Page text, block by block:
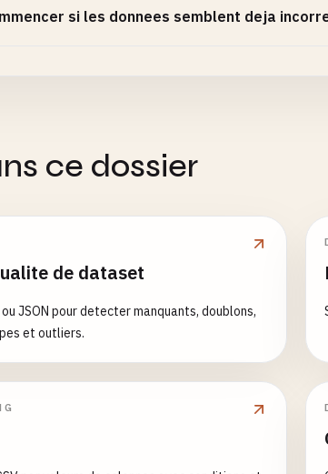
si les donnees semblent deja
ce dossier
de dataset
JSON pour detecter manquants, doublons,
et outliers.